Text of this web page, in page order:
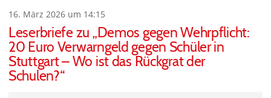
16. März 2026 um 14:15
Leserbriefe zu „Demos gegen Wehrpflicht:
20 Euro Verwarngeld gegen Schüler in
Stuttgart – Wo ist das Rückgrat der
Schulen?“